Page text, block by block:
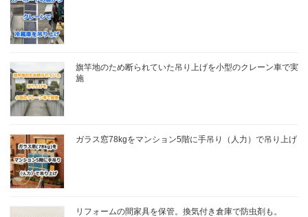
旗竿地のため断られていた吊り上げを小型のクレーン車で実
施
ガラス窓78kgをマンション5階に手吊り（人力）で吊り上げ
リフォームの間家具を保管。換気付き倉庫で防虫剤も。